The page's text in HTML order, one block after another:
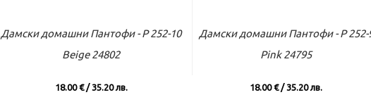
Виж повече
Дамски домашни Пантофи - P 252-10
Beige 24802
18.00 € / 35.20 лв.
Виж повече
Дамски домашни Пантофи - P 252-
Pink 24795
18.00 € / 35.20 лв.